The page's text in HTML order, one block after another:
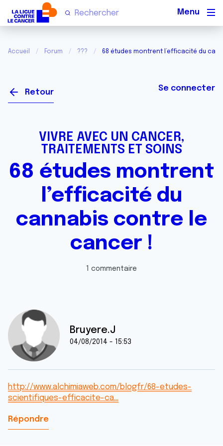
Accueil Forum ??? 68 études montrent l’efficacité du
Retour Se connecter
VIVRE AVEC UN CANCER,
TRAITEMENTS ET SOINS
68 études montrent
l’efficacité du
cannabis contre le
cancer !
1 commentaire
Bruyere.J
04/08/2014 - 15:53
http://www.alchimiaweb.com/blogfr/68-etudes-
scientifiques-efficacite-ca…
Répondre